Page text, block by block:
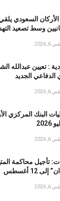
السعودي
وسط تصعيد
2026
: تعيين عبدالله
الدفاعي الجديد
2026
2026
تأجيل محاكمة
12 أغسطس
2026